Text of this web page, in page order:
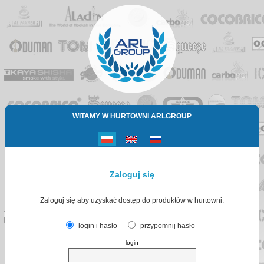
WITAMY W HURTOWNI ARLGROUP
Zaloguj się
Zaloguj się aby uzyskać dostęp do produktów w hurtowni.
login i hasło przypomnij hasło
login